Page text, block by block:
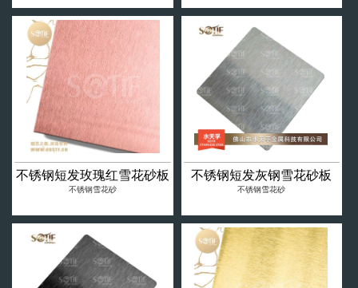
不锈钢短发玫瑰红雪花砂板
不锈钢雪花砂
不锈钢短发灰钢雪花砂板
不锈钢雪花砂